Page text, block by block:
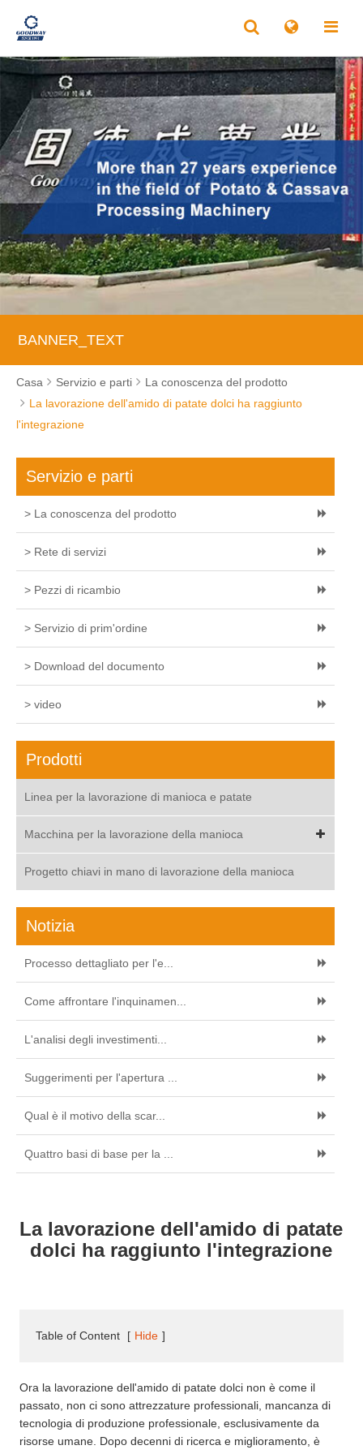
BANNER_TEXT
Casa Servizio e parti
La conoscenza del prodotto
La lavorazione dell'amido di patate dolci ha raggiunto
l'integrazione
Servizio e parti
> La conoscenza del prodotto
> Rete di servizi
> Pezzi di ricambio
> Servizio di prim'ordine
> Download del documento
> video
Prodotti
Linea per la lavorazione di manioca e patate
Macchina per la lavorazione della manioca
Progetto chiavi in mano di lavorazione della manioca
Notizia
Processo dettagliato per l'e...
Come affrontare l'inquinamen...
L'analisi degli investimenti...
Suggerimenti per l'apertura ...
Qual è il motivo della scar...
Quattro basi di base per la ...
La lavorazione dell'amido di patate
dolci ha raggiunto l'integrazione
Table of Content [ Hide ]
Ora la lavorazione dell'amido di patate dolci non è come il
passato, non ci sono attrezzature professionali, mancanza di
tecnologia di produzione professionale, esclusivamente da
risorse umane. Dopo decenni di ricerca e miglioramento, è